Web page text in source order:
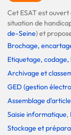
Cet ESAT est
situation de
de-Seine) et
Brochage,
Etiquetage, codage,
Archivage et
GED (gestion
Assemblage
Saisie informatique,
Stockage et